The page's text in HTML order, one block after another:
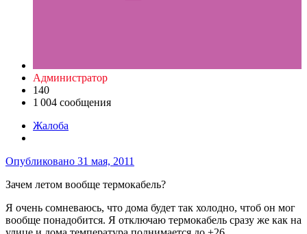
Администратор
140
1 004 сообщения
Жалоба
Опубликовано 31 мая, 2011
Зачем летом вообще термокабель?
Я очень сомневаюсь, что дома будет так холодно, чтоб он мог
вообще понадобится. Я отключаю термокабель сразу же как на